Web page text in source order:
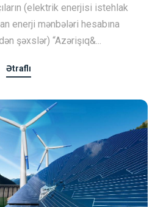
(elektrik enerjisi istehlak
enerji mənbələri hesabına
şəxslər) “Azərişıq&...
Ətraflı